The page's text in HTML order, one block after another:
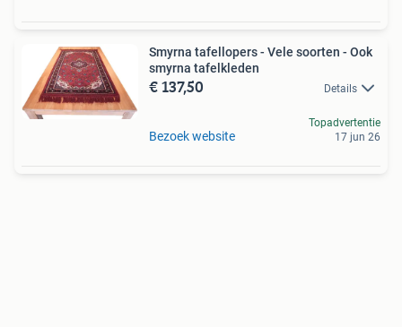
Smyrna tafellopers - Vele soorten - Ook
smyrna tafelkleden
€ 137,50 Details
Bezoek website
Topadvertentie
17 jun 26